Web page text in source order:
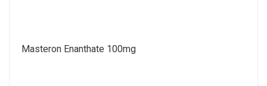
Masteron Enanthate 100mg